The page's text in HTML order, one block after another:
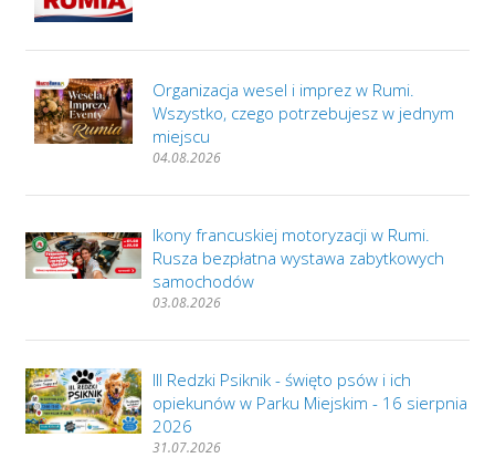
Organizacja wesel i imprez w Rumi.
Wszystko, czego potrzebujesz w jednym
miejscu
04.08.2026
Ikony francuskiej motoryzacji w Rumi.
Rusza bezpłatna wystawa zabytkowych
samochodów
03.08.2026
III Redzki Psiknik - święto psów i ich
opiekunów w Parku Miejskim - 16 sierpnia
2026
31.07.2026